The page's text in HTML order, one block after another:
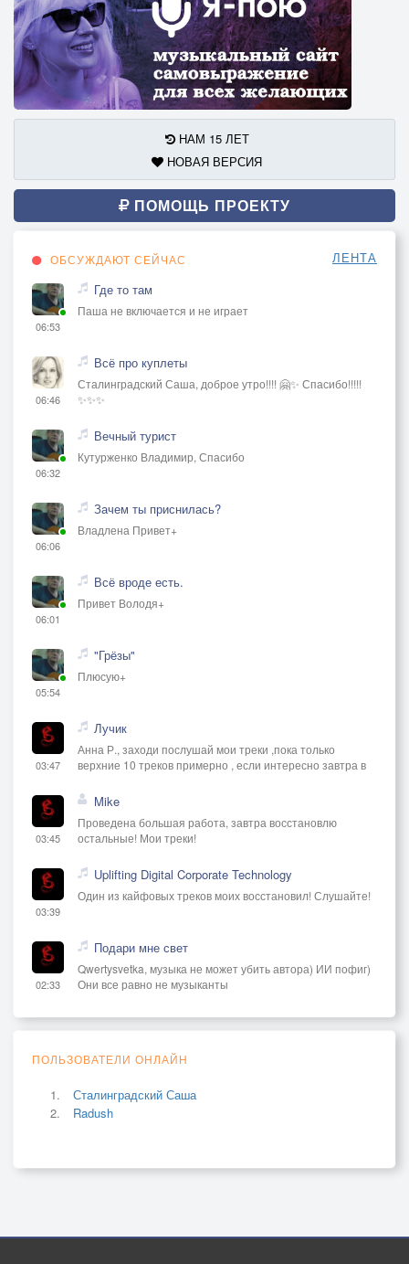
НАМ 15 ЛЕТ
НОВАЯ ВЕРСИЯ
ПОМОЩЬ ПРОЕКТУ
ОБСУЖДАЮТ СЕЙЧАС ЛЕНТА
06:53
Где то там
Паша не включается и не играет
06:46
Всё про куплеты
Сталинградский Саша, доброе утро!!!! 🤗✨ Спасибо!!!!!
✨✨✨
06:32
Вечный турист
Кутурженко Владимир, Спасибо
06:06
Зачем ты приснилась?
Владлена Привет+
06:01
Всё вроде есть.
Привет Володя+
05:54
"Грёзы"
Плюсую+
03:47
Лучик
Анна Р., заходи послушай мои треки ,пока только
верхние 10 треков примерно , если интересно завтра в
03:45
Mike
Проведена большая работа, завтра восстановлю
остальные! Мои треки!
03:39
Uplifting Digital Corporate Technology
Один из кайфовых треков моих восстановил! Слушайте!
02:33
Подари мне свет
Qwertysvetka, музыка не может убить автора) ИИ пофиг)
Они все равно не музыканты
ПОЛЬЗОВАТЕЛИ ОНЛАЙН
Сталинградский Саша
Radush